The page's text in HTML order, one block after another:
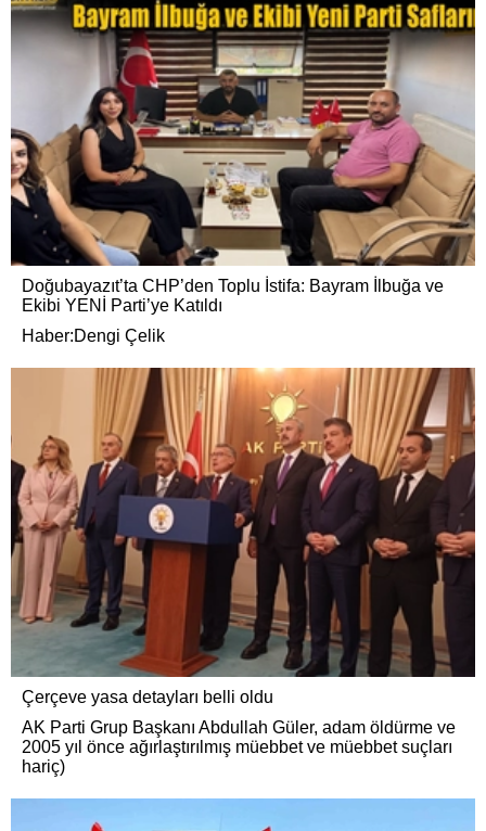
Doğubayazıt’ta CHP’den Toplu İstifa: Bayram İlbuğa ve
Ekibi YENİ Parti’ye Katıldı
Haber:Dengi Çelik
Çerçeve yasa detayları belli oldu
AK Parti Grup Başkanı Abdullah Güler, adam öldürme ve
2005 yıl önce ağırlaştırılmış müebbet ve müebbet suçları
hariç)